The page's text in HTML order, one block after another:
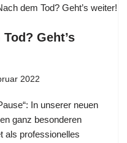
Geht’s
2022
In unserer neuen
ganz besonderen
als professionelles